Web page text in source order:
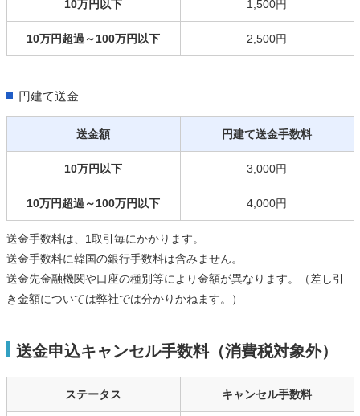
10万円以下 1,500円
10万円超過～100万円以下 2,500円
円建て送金
送金額 円建て送金手数料
10万円以下 3,000円
10万円超過～100万円以下 4,000円
送金手数料は、1取引毎にかかります。
送金手数料に韓国の銀行手数料は含みません。
送金先金融機関や口座の種別等により金額が異なります。（差し引
き金額については弊社では分かりかねます。）
送金申込キャンセル手数料（消費税対象外）
ステータス キャンセル手数料